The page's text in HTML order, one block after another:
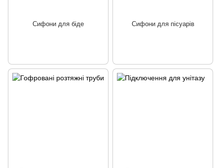
Сифони для біде Сифони для пісуарів